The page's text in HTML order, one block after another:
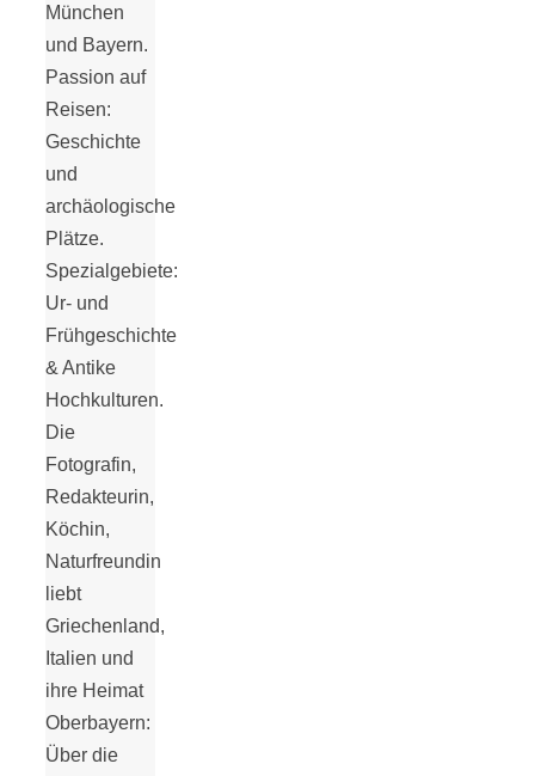
München
und Bayern.
Passion auf
Reisen:
Geschichte
und
archäologische
Plätze.
Spezialgebiete:
Ur- und
Frühgeschichte
& Antike
Hochkulturen.
Die
Fotografin,
Redakteurin,
Köchin,
Naturfreundin
liebt
Griechenland,
Italien und
ihre Heimat
Oberbayern:
Über die